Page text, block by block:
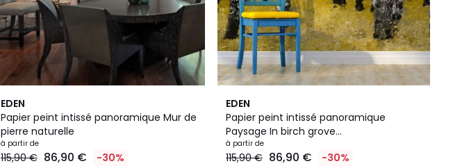
EDEN
Papier peint intissé panoramique Mur de
pierre naturelle
à partir de
115,90 € 86,90 € -30%
EDEN
Papier peint intissé panoramique
Paysage In birch grove...
à partir de
115,90 € 86,90 € -30%